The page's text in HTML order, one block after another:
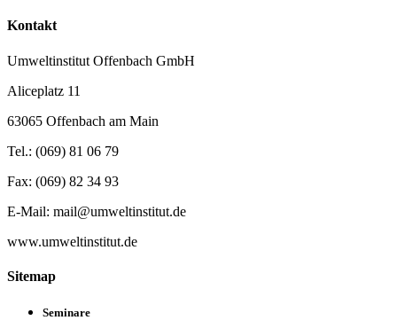
Kontakt
Umweltinstitut Offenbach GmbH
Aliceplatz 11
63065 Offenbach am Main
Tel.: (069) 81 06 79
Fax: (069) 82 34 93
E-Mail: mail@umweltinstitut.de
www.umweltinstitut.de
Sitemap
Seminare